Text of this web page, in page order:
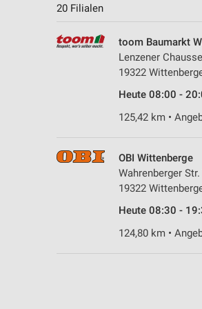
20 Filialen
toom Baumarkt
Lenzener
19322
Heute 08:00 -
125,42 km •
OBI Wittenberge
Wahrenberger
19322
Heute 08:30 -
124,80 km •